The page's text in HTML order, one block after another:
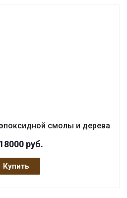
смолы и дерева
руб.
Купить